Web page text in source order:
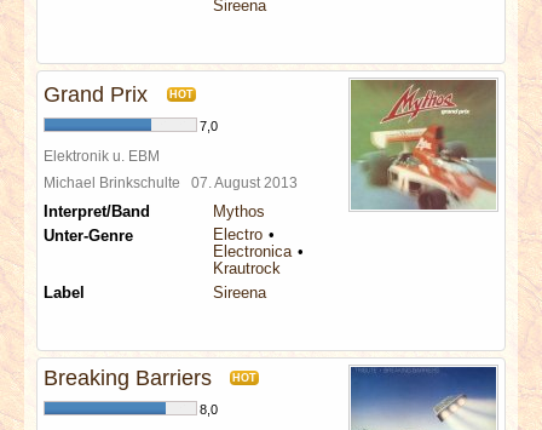
Sireena
Grand Prix HOT
7,0
Elektronik u. EBM
Michael Brinkschulte 07. August 2013
Interpret/Band
Mythos
Unter-Genre
Electro
Electronica
Krautrock
Label
Sireena
Breaking Barriers HOT
8,0